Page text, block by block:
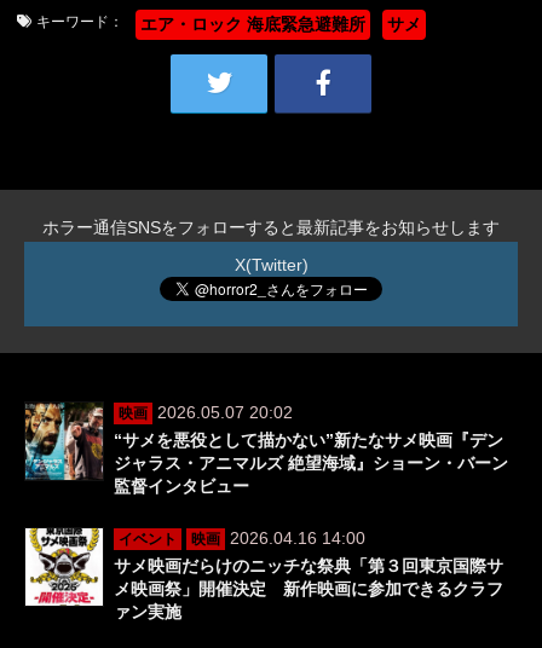
キーワード： エア・ロック 海底緊急避難所 サメ
ホラー通信SNSをフォローすると最新記事をお知らせします
X(Twitter)
映画 2026.05.07 20:02
“サメを悪役として描かない”新たなサメ映画『デン
ジャラス・アニマルズ 絶望海域』ショーン・バーン
監督インタビュー
イベント 映画 2026.04.16 14:00
サメ映画だらけのニッチな祭典「第３回東京国際サ
メ映画祭」開催決定 新作映画に参加できるクラフ
ァン実施